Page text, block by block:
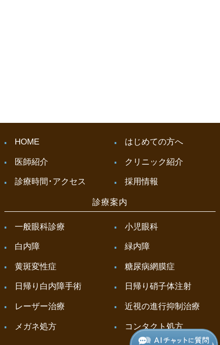
HOME はじめての方へ
医師紹介 クリニック紹介
診療時間･アクセス 採用情報
診療案内
一般眼科診療 小児眼科
白内障 緑内障
黄斑変性症 糖尿病網膜症
日帰り白内障手術 日帰り硝子体注射
レーザー治療 近視の進行抑制治療
メガネ処方 コンタクト処方